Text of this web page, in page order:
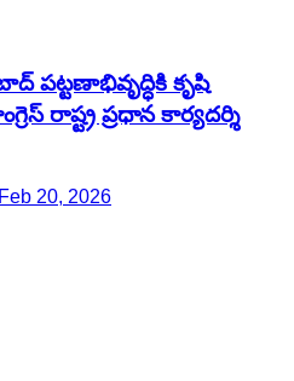
కృషి
రాష్ట్ర ప్రధాన కార్యదర్శి
20, 2026